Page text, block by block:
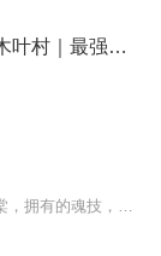
火影：穿越到火影忍者世界的木叶村｜最强火影诞生